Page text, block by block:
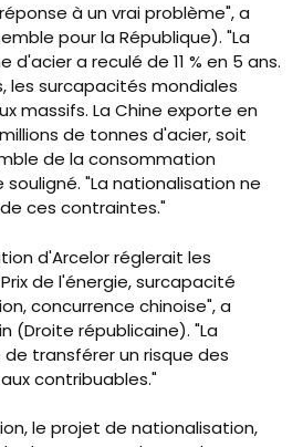
à un vrai problème", a
pour la République). "La
a reculé de 11 % en 5 ans.
les surcapacités mondiales
massifs. La Chine exporte en
de tonnes d'acier, soit
de la consommation
"La nationalisation ne
ces contraintes."
d'Arcelor réglerait les
de l'énergie, surcapacité
concurrence chinoise", a
(Droite républicaine). "La
transférer un risque des
contribuables."
le projet de nationalisation,